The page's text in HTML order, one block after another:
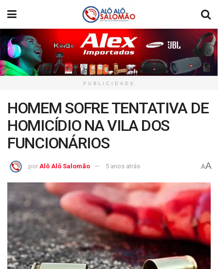
PUBLICIDADE
HOMEM SOFRE TENTATIVA DE
HOMICÍDIO NA VILA DOS
FUNCIONÁRIOS
por Alô Alô Salomão 5 anos atrás AA